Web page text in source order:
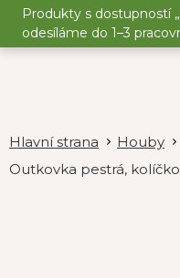
Přejít
obsah
Produkty s dostupností
odesíláme do 1–3
Houby
Outkovka pestrá,